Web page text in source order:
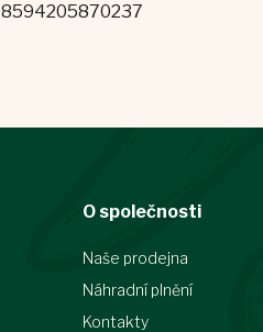
8594205870237
O společnosti
Naše prodejna
Náhradní plnění
Kontakty